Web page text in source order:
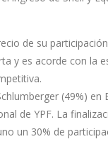
de su
y es acorde con la
(49%) en
de YPF. La
un 30% de